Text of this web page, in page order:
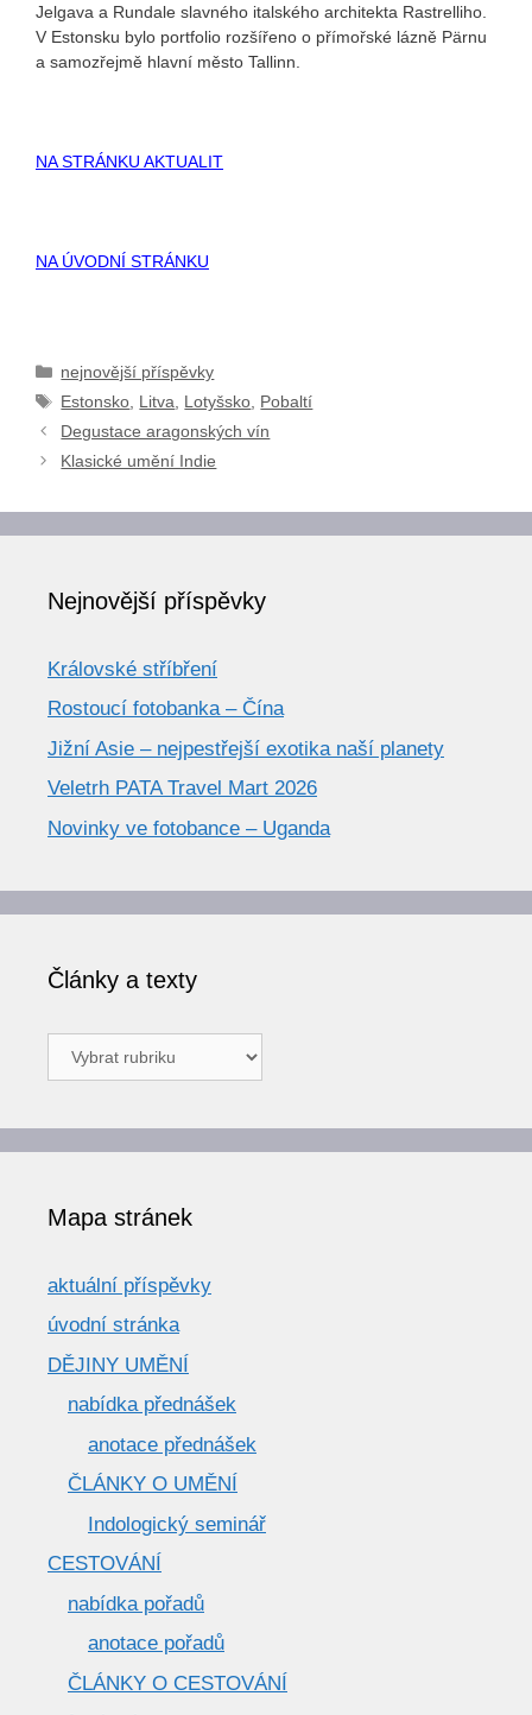
Jelgava a Rundale slavného italského architekta Rastrelliho.
V Estonsku bylo portfolio rozšířeno o přímořské lázně Pärnu
a samozřejmě hlavní město Tallinn.
NA STRÁNKU AKTUALIT
NA ÚVODNÍ STRÁNKU
Rubriky
nejnovější příspěvky
Štítky
Estonsko Litva Lotyšsko Pobaltí
Degustace aragonských vín
Klasické umění Indie
Nejnovější příspěvky
Královské stříbření
Rostoucí fotobanka – Čína
Jižní Asie – nejpestřejší exotika naší planety
Veletrh PATA Travel Mart 2026
Novinky ve fotobance – Uganda
Články a texty
Články
a
Mapa stránek
aktuální příspěvky
úvodní stránka
DĚJINY UMĚNÍ
nabídka přednášek
anotace přednášek
ČLÁNKY O UMĚNÍ
Indologický seminář
CESTOVÁNÍ
nabídka pořadů
anotace pořadů
ČLÁNKY O CESTOVÁNÍ